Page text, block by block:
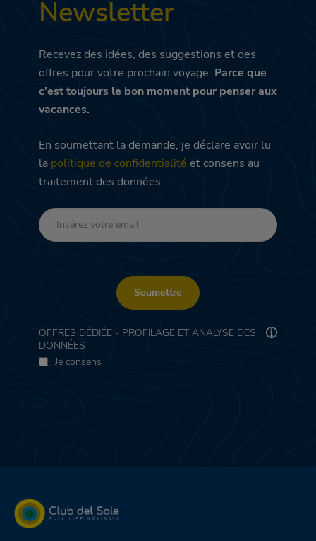
Newsletter
Recevez des idées, des suggestions et des
offres pour votre prochain voyage. Parce que
c'est toujours le bon moment pour penser aux
vacances.
En soumettant la demande, je déclare avoir lu
la politique de confidentialité et consens au
traitement des données
Soumettre
OFFRES DÉDIÉE - PROFILAGE ET ANALYSE DES
DONNÉES
Je consens